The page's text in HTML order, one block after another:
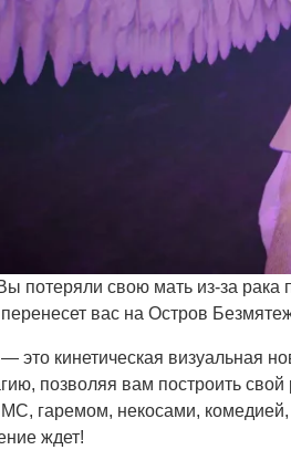
потеряли свою мать из-за рака
перенесет вас на Остров
это кинетическая визуальная
позволяя вам построить
гаремом, некосами, комедией,
ждет!